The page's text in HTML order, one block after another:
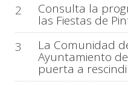
2
Consulta la
las Fiestas de
3
La Comunidad
Ayuntamiento
puerta a